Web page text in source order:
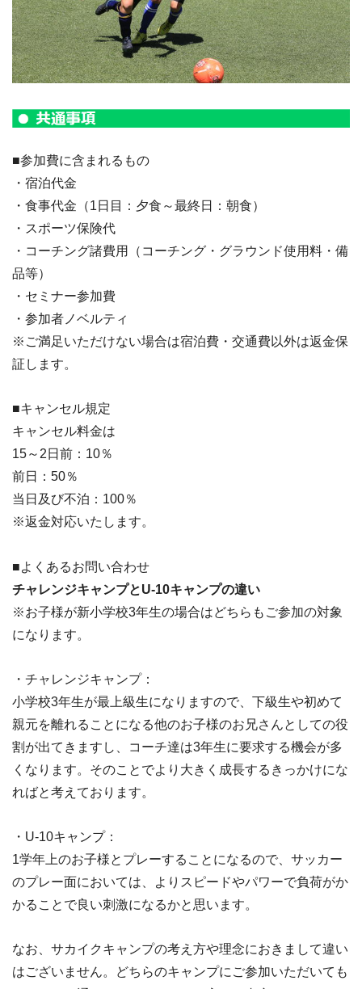
■参加費に含まれるもの
・宿泊代金
・食事代金（1日目：夕食～最終日：朝食）
・スポーツ保険代
・コーチング諸費用（コーチング・グラウンド使用料・備
品等）
・セミナー参加費
・参加者ノベルティ
※ご満足いただけない場合は宿泊費・交通費以外は返金保
証します。
■キャンセル規定
キャンセル料金は
15～2日前：10％
前日：50％
当日及び不泊：100％
※返金対応いたします。
■よくあるお問い合わせ
チャレンジキャンプとU-10キャンプの違い
※お子様が新小学校3年生の場合はどちらもご参加の対象
になります。
・チャレンジキャンプ：
小学校3年生が最上級生になりますので、下級生や初めて
親元を離れることになる他のお子様のお兄さんとしての役
割が出てきますし、コーチ達は3年生に要求する機会が多
くなります。そのことでより大きく成長するきっかけにな
ればと考えております。
・U-10キャンプ：
1学年上のお子様とプレーすることになるので、サッカー
のプレー面においては、よりスピードやパワーで負荷がか
かることで良い刺激になるかと思います。
なお、サカイクキャンプの考え方や理念におきまして違い
はございません。どちらのキャンプにご参加いただいても